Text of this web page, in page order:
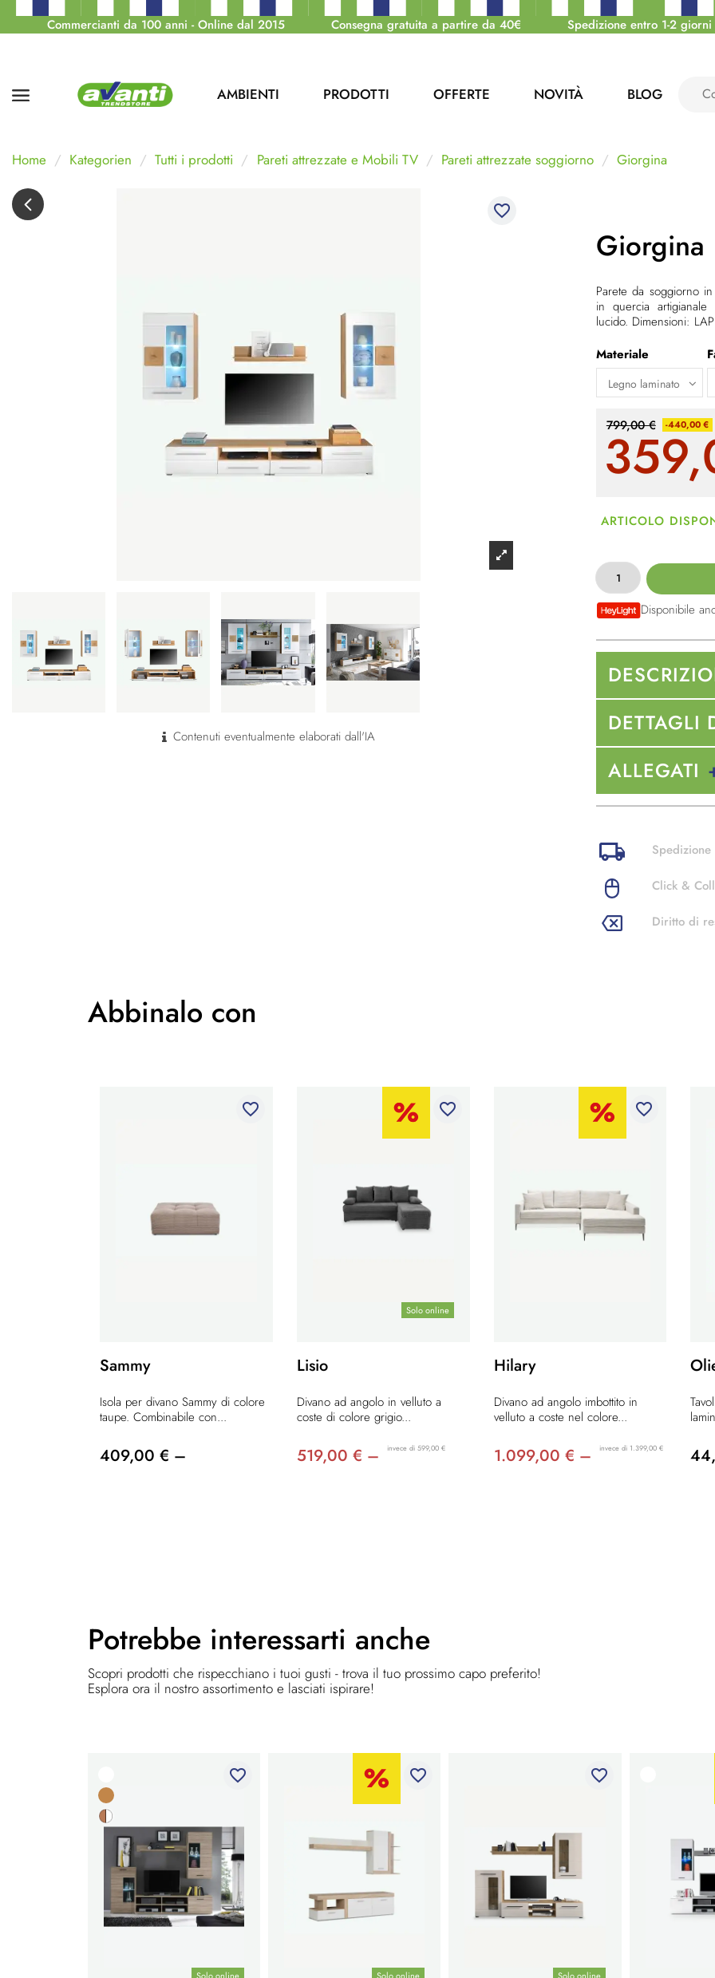
Commercianti da 100 anni - Online dal 2015 Consegna gratuita a partire da 40€ Spedizione entro 1-2
AMBIENTI PRODOTTI OFFERTE NOVITÀ BLOG
Home Kategorien Tutti i prodotti Pareti attrezzate e Mobili TV Pareti attrezzate soggiorno Giorgina
favorite_border
Contenuti eventualmente elaborati dall'IA
Giorgina
Parete da soggiorno
in quercia
lucido. Dimensioni:
Materiale
799,00 € -440,00 €
ARTICOLO
Disponibile
DETTAGLI
ALLEGATI
Click &
Diritto di
Abbinalo con
favorite_border
Sammy
Isola per divano Sammy di colore
taupe. Combinabile con...
409,00 € –
Solo online
favorite_border
Lisio
Divano ad angolo in velluto a
coste di colore grigio...
519,00 € – invece di 599,00 €
favorite_border
Hilary
Divano ad angolo imbottito in
velluto a coste nel colore...
1.099,00 € – invece di 1.399,00 €
Potrebbe interessarti anche
Scopri prodotti che rispecchiano i tuoi gusti - trova il tuo prossimo capo preferito!
Esplora ora il nostro assortimento e lasciati ispirare!
Solo online
favorite_border
Solo online
favorite_border
Solo online
favorite_border